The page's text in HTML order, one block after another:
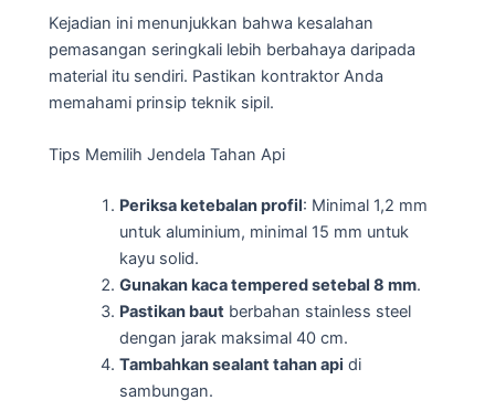
Kejadian ini menunjukkan bahwa kesalahan
pemasangan seringkali lebih berbahaya daripada
material itu sendiri. Pastikan kontraktor Anda
memahami prinsip teknik sipil.
Tips Memilih Jendela Tahan Api
Periksa ketebalan profil: Minimal 1,2 mm
untuk aluminium, minimal 15 mm untuk
kayu solid.
Gunakan kaca tempered setebal 8 mm.
Pastikan bautberbahan stainless steel
dengan jarak maksimal 40 cm.
Tambahkan sealant tahan api di
sambungan.